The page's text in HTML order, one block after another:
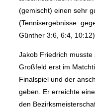
(gemischt) einen sehr
(Tennisergebnisse:
Günther 3:6, 6:4, 10:12).
Jakob Friedrich musste
Großfeld erst im
Finalspiel und der
geben. Er erreichte
den